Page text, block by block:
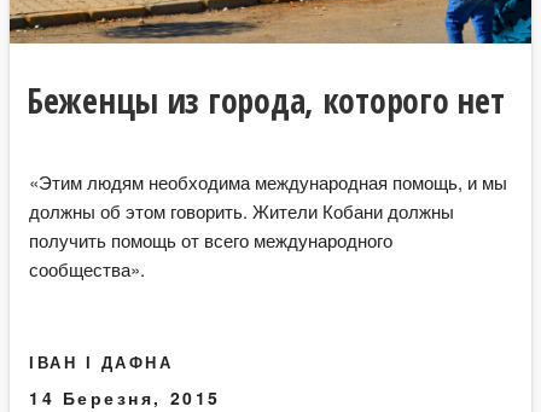
Беженцы из города, которого нет
«Этим людям необходима международная помощь, и мы
должны об этом говорить. Жители Кобани должны
получить помощь от всего международного
сообщества».
ІВАН І ДАФНА
14 Березня, 2015